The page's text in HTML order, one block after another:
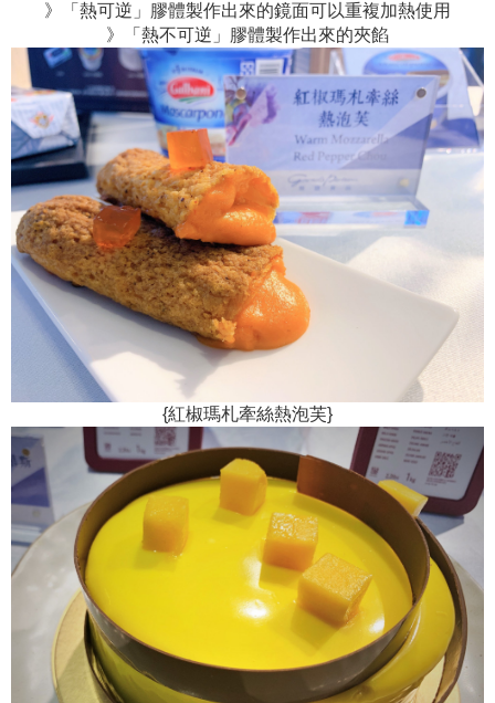
》「熱可逆」膠體製作出來的鏡面可以重複加熱使用
》「熱不可逆」膠體製作出來的夾餡
{紅椒瑪札牽絲熱泡芙}